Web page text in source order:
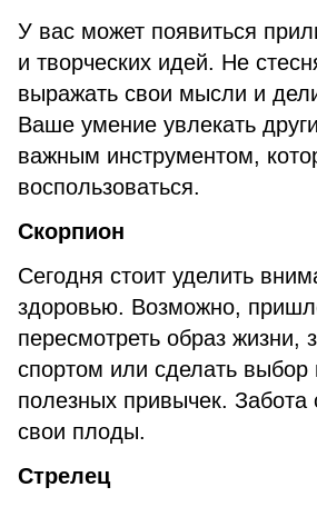
У вас может появиться
и творческих идей. Не
выражать свои мысли и
Ваше умение увлекать
важным инструментом,
воспользоваться.
Скорпион
Сегодня стоит уделить
здоровью. Возможно,
пересмотреть образ жизни,
спортом или сделать выбор
полезных привычек. Забота
свои плоды.
Стрелец